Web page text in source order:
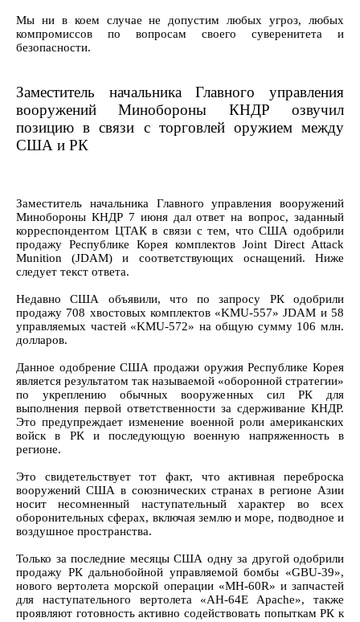
Мы ни в коем случае не допустим любых угроз, любых
компромиссов по вопросам своего суверенитета и
безопасности.
Заместитель начальника Главного управления
вооружений Минобороны КНДР озвучил
позицию в связи с торговлей оружием между
США и РК
Заместитель начальника Главного управления вооружений
Минобороны КНДР 7 июня дал ответ на вопрос, заданный
корреспондентом ЦТАК в связи с тем, что США одобрили
продажу Республике Корея комплектов Joint Direct Attack
Munition (JDAM) и соответствующих оснащений. Ниже
следует текст ответа.
Недавно США объявили, что по запросу РК одобрили
продажу 708 хвостовых комплектов «KMU-557» JDAM и 58
управляемых частей «KMU-572» на общую сумму 106 млн.
долларов.
Данное одобрение США продажи оружия Республике Корея
является результатом так называемой «оборонной стратегии»
по укреплению обычных вооруженных сил РК для
выполнения первой ответственности за сдерживание КНДР.
Это предупреждает изменение военной роли американских
войск в РК и последующую военную напряженность в
регионе.
Это свидетельствует тот факт, что активная переброска
вооружений США в союзнических странах в регионе Азии
носит несомненный наступательный характер во всех
оборонительных сферах, включая землю и море, подводное и
воздушное пространства.
Только за последние месяцы США одну за другой одобрили
продажу РК дальнобойной управляемой бомбы «GBU-39»,
нового вертолета морской операции «MH-60R» и запчастей
для наступательного вертолета «AH-64E Apache», также
проявляют готовность активно содействовать попыткам РК к